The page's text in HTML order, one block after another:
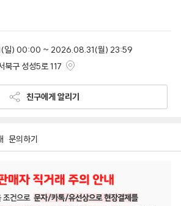
일) 00:00 ~ 2026.08.31(월) 23:59
북구 성성5로 117
친구에게 알리기
문의하기